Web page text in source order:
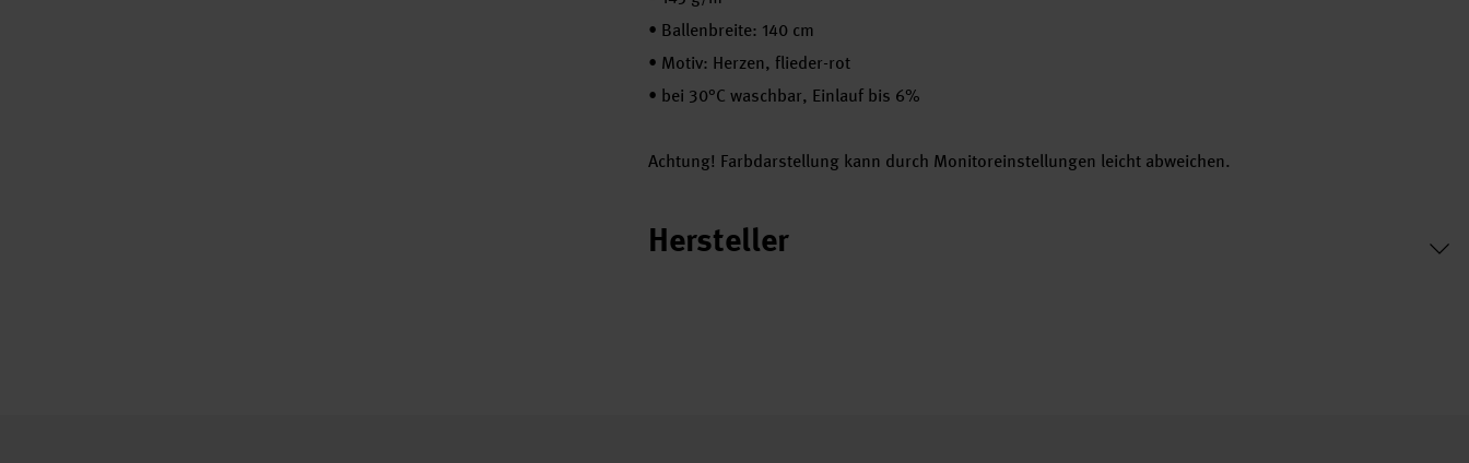
• Ballenbreite: 140 cm
• Motiv: Herzen, flieder-rot
• bei 30°C waschbar, Einlauf bis 6%
Achtung! Farbdarstellung kann durch Monitoreinstellungen leicht abweichen.
Hersteller